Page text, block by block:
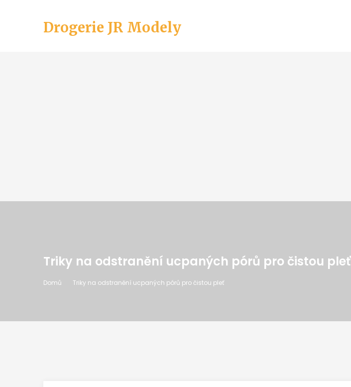
Drogerie JR Modely
Triky na odstranění ucpaných pórů pro čistou pleť
Domů Triky na odstranění ucpaných pórů pro čistou pleť